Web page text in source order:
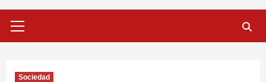
primario
Sociedad